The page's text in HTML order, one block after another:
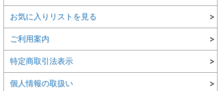
お気に入りリストを見る
ご利用案内
特定商取引法表示
個人情報の取扱い